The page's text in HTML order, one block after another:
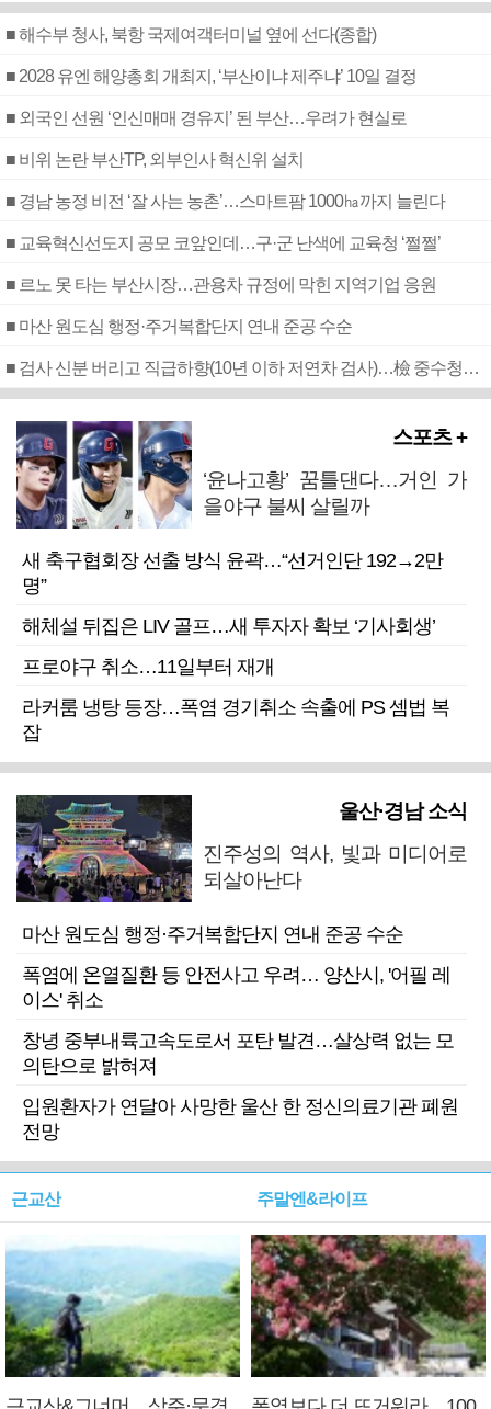
■ 해수부 청사, 북항 국제여객터미널 옆에 선다(종합)
■ 2028 유엔 해양총회 개최지, ‘부산이냐 제주냐’ 10일 결정
■ 외국인 선원 ‘인신매매 경유지’ 된 부산…우려가 현실로
■ 비위 논란 부산TP, 외부인사 혁신위 설치
■ 경남 농정 비전 ‘잘 사는 농촌’…스마트팜 1000㏊까지 늘린다
■ 교육혁신선도지 공모 코앞인데…구·군 난색에 교육청 ‘쩔쩔’
■ 르노 못 타는 부산시장…관용차 규정에 막힌 지역기업 응원
■ 마산 원도심 행정·주거복합단지 연내 준공 수순
■ 검사 신분 버리고 직급하향(10년 이하 저연차 검사)…檢 중수청행 기피
스포츠 +
‘윤나고황’ 꿈틀댄다…거인 가
을야구 불씨 살릴까
새 축구협회장 선출 방식 윤곽…“선거인단 192→2만
명”
해체설 뒤집은 LIV 골프…새 투자자 확보 ‘기사회생’
프로야구 취소…11일부터 재개
라커룸 냉탕 등장…폭염 경기취소 속출에 PS 셈법 복
잡
울산·경남 소식
진주성의 역사, 빛과 미디어로
되살아난다
마산 원도심 행정·주거복합단지 연내 준공 수순
폭염에 온열질환 등 안전사고 우려… 양산시, '어필 레
이스' 취소
창녕 중부내륙고속도로서 포탄 발견…살상력 없는 모
의탄으로 밝혀져
입원환자가 연달아 사망한 울산 한 정신의료기관 폐원
전망
근교산 주말엔&라이프